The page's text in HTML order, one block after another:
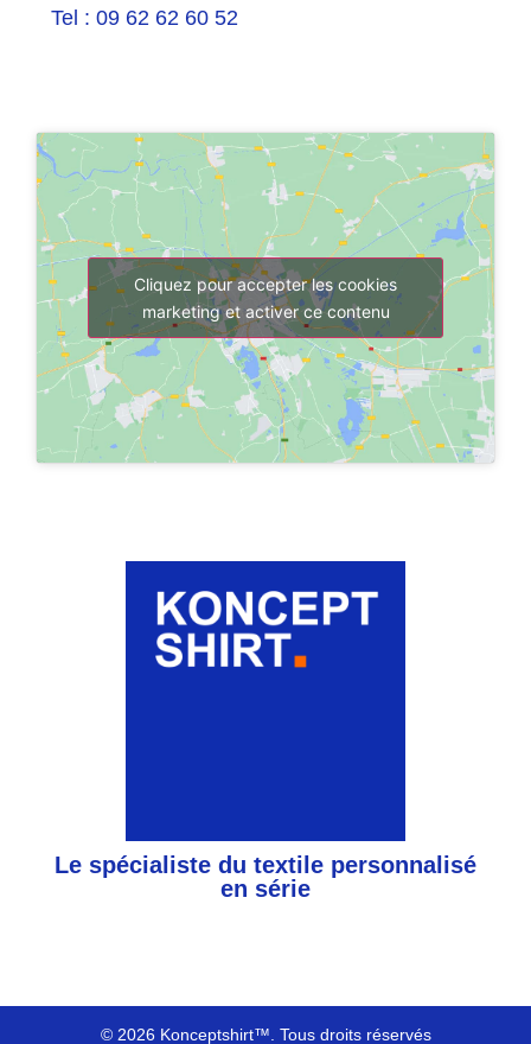
Le spécialiste du textile personnalisé
en série
Tel : 09 62 62 60 52
Cliquez pour accepter les cookies
marketing et activer ce contenu
© 2026 Konceptshirt™. Tous droits réservés